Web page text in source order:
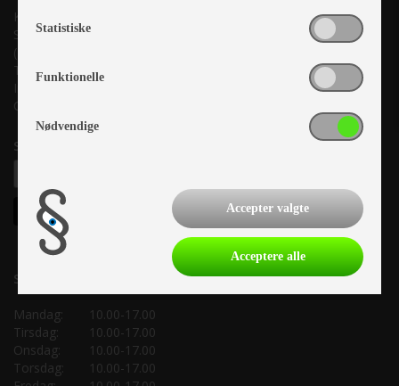
Kronjyllands Camping Center A/S
Suderholmen 10, 8960 Randers SØ
(Lige ud til Grenåvej)
Tlf. +45 87 10 98 70
Info@as-kcc.dk
CVR: 33 38 77 33
Samtykke til nyhedsbrev
Salgsafdeling:
Mandag:
10.00-17.00
Tirsdag:
10.00-17.00
Onsdag:
10.00-17.00
Torsdag:
10.00-17.00
Statistiske
Funktionelle
Nødvendige
Accepter valgte
Acceptere alle